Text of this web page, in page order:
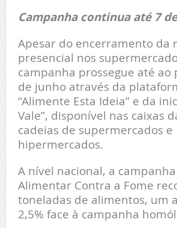
Campanha continua até 7
Apesar do encerramento da
presencial nos
campanha prossegue até ao
de junho através da
“Alimente Esta Ideia” e da
Vale”, disponível nas caixas
cadeias de supermercados e
hipermercados.
A nível nacional, a
Alimentar Contra a Fome
toneladas de alimentos, um
2,5% face à campanha